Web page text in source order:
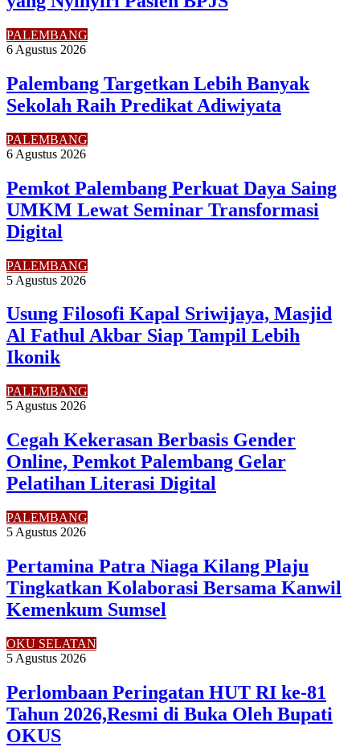
PALEMBANG
6 Agustus 2026
Palembang Targetkan Lebih Banyak
Sekolah Raih Predikat Adiwiyata
PALEMBANG
6 Agustus 2026
Pemkot Palembang Perkuat Daya Saing
UMKM Lewat Seminar Transformasi
Digital
PALEMBANG
5 Agustus 2026
Usung Filosofi Kapal Sriwijaya, Masjid
Al Fathul Akbar Siap Tampil Lebih
Ikonik
PALEMBANG
5 Agustus 2026
Cegah Kekerasan Berbasis Gender
Online, Pemkot Palembang Gelar
Pelatihan Literasi Digital
PALEMBANG
5 Agustus 2026
Pertamina Patra Niaga Kilang Plaju
Tingkatkan Kolaborasi Bersama Kanwil
Kemenkum Sumsel
OKU SELATAN
5 Agustus 2026
Perlombaan Peringatan HUT RI ke-81
Tahun 2026,Resmi di Buka Oleh Bupati
OKUS